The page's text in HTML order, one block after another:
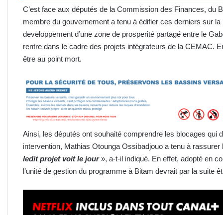
C’est face aux députés de la Commission des Finances, du
membre du gouvernement a tenu à édifier ces derniers sur
developpement d’une zone de prosperité partagé entre le
rentre dans le cadre des projets intégrateurs de la CEMAC.
être au point mort.
Ainsi, les députés ont souhaité comprendre les blocages qui
intervention, Mathias Otounga Ossibadjouo a tenu à rassurer
ledit projet voit le jour», a-t-il indiqué. En effet, adopté en
l’unité de gestion du programme à Bitam devrait par la suite